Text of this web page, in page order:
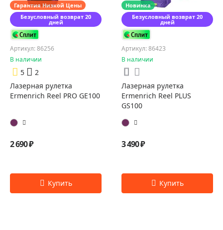
Гарантия Низкой Цены
Безусловный возврат 20
дней
Артикул: 86256
В наличии
5
2
Лазерная рулетка
Ermenrich Reel PRO GE100
2 690 ₽
Новинка
Безусловный возврат 20
дней
Артикул: 86423
В наличии
Лазерная рулетка
Ermenrich Reel PLUS
GS100
3 490 ₽